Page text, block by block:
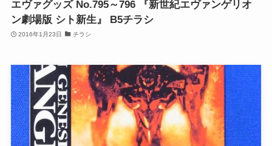
エヴァグッズ No.795～796 『新世紀エヴァンゲリオ
ン劇場版 シト新生』 B5チラシ
2016年1月23日 チラシ